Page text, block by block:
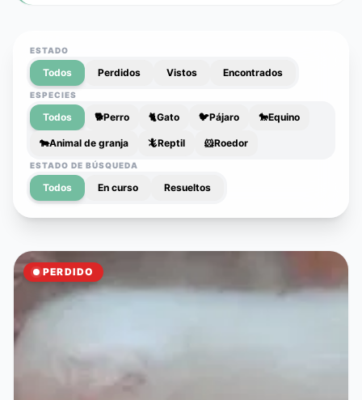
ESTADO
Todos Perdidos Vistos Encontrados
ESPECIES
Todos 🐕Perro 🐈Gato 🐦Pájaro 🐎Equino
🐄Animal de granja 🦎Reptil 🐹Roedor
ESTADO DE BÚSQUEDA
Todos En curso Resueltos
PERDIDO